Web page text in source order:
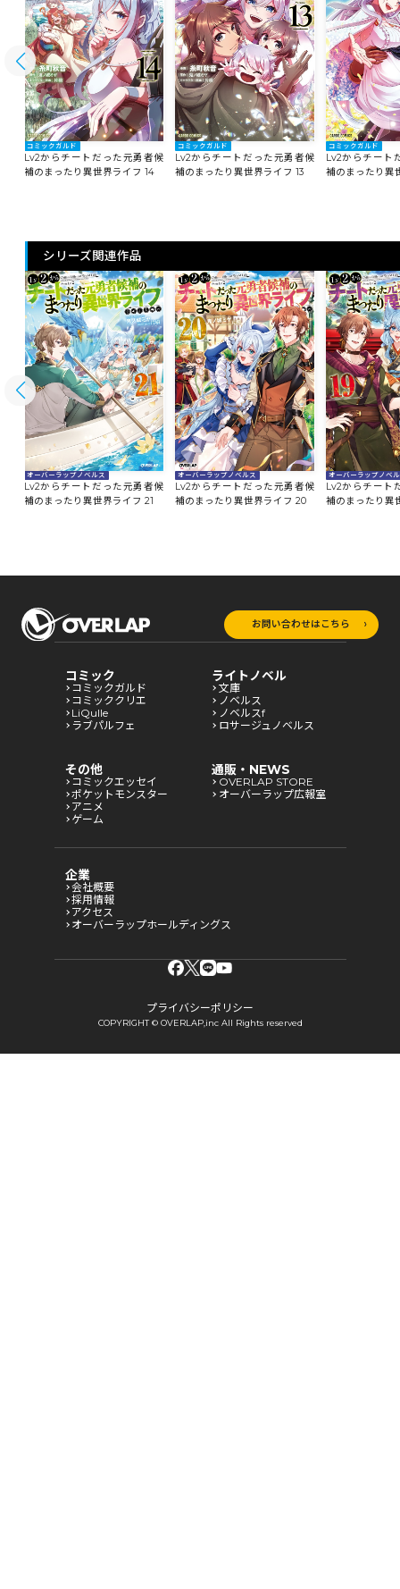
コミックガルド
Lv2からチートだった元勇者候
補のまったり異世界ライフ 14
コミックガルド
Lv2からチートだった元勇者候
補のまったり異世界ライフ 13
コミックガルド
Lv2からチート
補のまったり異
シリーズ関連作品
オーバーラップノベルス
Lv2からチートだった元勇者候
補のまったり異世界ライフ 21
オーバーラップノベルス
Lv2からチートだった元勇者候
補のまったり異世界ライフ 20
オーバーラップノベ
Lv2からチート
補のまったり異
お問い合わせはこちら
コミック
コミックガルド
コミッククリエ
LiQulle
ラブパルフェ
ライトノベル
文庫
ノベルス
ノベルスf
ロサージュノベルス
その他
コミックエッセイ
ポケットモンスター
アニメ
ゲーム
通販・NEWS
OVERLAP STORE
オーバーラップ広報室
企業
会社概要
採用情報
アクセス
オーバーラップホールディングス
プライバシーポリシー
COPYRIGHT © OVERLAP,inc All Rights reserved